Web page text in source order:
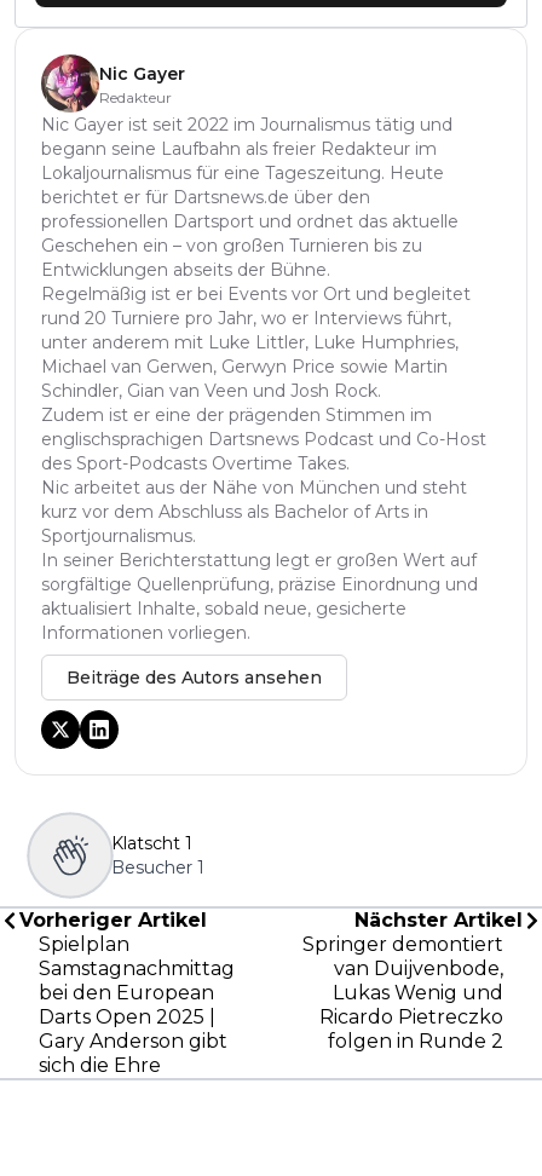
Nic Gayer
Redakteur
Nic Gayer ist seit 2022 im Journalismus tätig und
begann seine Laufbahn als freier Redakteur im
Lokaljournalismus für eine Tageszeitung. Heute
berichtet er für Dartsnews.de über den
professionellen Dartsport und ordnet das aktuelle
Geschehen ein – von großen Turnieren bis zu
Entwicklungen abseits der Bühne.
Regelmäßig ist er bei Events vor Ort und begleitet
rund 20 Turniere pro Jahr, wo er Interviews führt,
unter anderem mit Luke Littler, Luke Humphries,
Michael van Gerwen, Gerwyn Price sowie Martin
Schindler, Gian van Veen und Josh Rock.
Zudem ist er eine der prägenden Stimmen im
englischsprachigen Dartsnews Podcast und Co-Host
des Sport-Podcasts Overtime Takes.
Nic arbeitet aus der Nähe von München und steht
kurz vor dem Abschluss als Bachelor of Arts in
Sportjournalismus.
In seiner Berichterstattung legt er großen Wert auf
sorgfältige Quellenprüfung, präzise Einordnung und
aktualisiert Inhalte, sobald neue, gesicherte
Informationen vorliegen.
Beiträge des Autors ansehen
Klatscht 1
Besucher 1
Vorheriger Artikel
Spielplan
Samstagnachmittag
bei den European
Darts Open 2025 |
Gary Anderson gibt
sich die Ehre
Nächster Artikel
Springer demontiert
van Duijvenbode,
Lukas Wenig und
Ricardo Pietreczko
folgen in Runde 2